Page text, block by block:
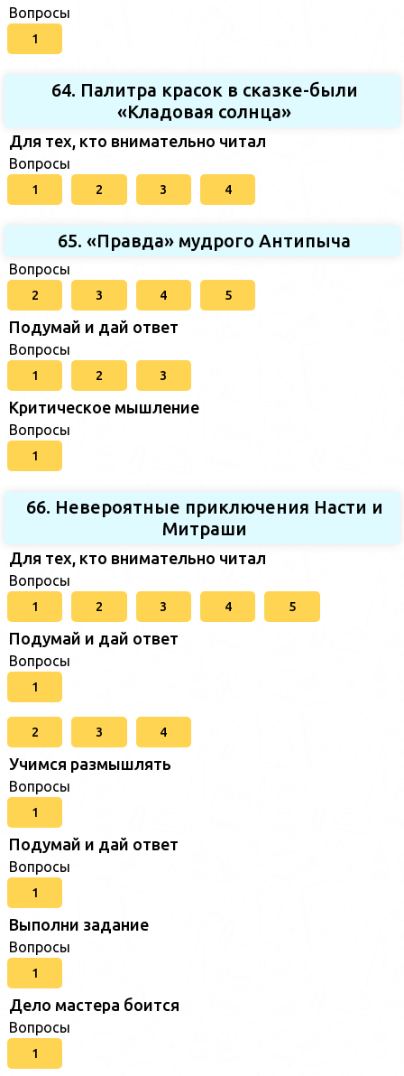
Вопросы
1
64. Палитра красок в сказке-были
«Кладовая солнца»
Для тех, кто внимательно читал
Вопросы
1 2 3 4
65. «Правда» мудрого Антипыча
Вопросы
2 3 4 5
Подумай и дай ответ
Вопросы
1 2 3
Критическое мышление
Вопросы
1
66. Невероятные приключения Насти и
Митраши
Для тех, кто внимательно читал
Вопросы
1 2 3 4 5
Подумай и дай ответ
Вопросы
1
2 3 4
Учимся размышлять
Вопросы
1
Подумай и дай ответ
Вопросы
1
Выполни задание
Вопросы
1
Дело мастера боится
Вопросы
1